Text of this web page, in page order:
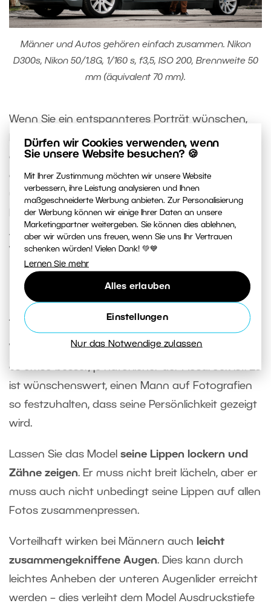
Dürfen wir Cookies verwenden, wenn
Sie unsere Website besuchen? 🍪
Mit Ihrer Zustimmung möchten wir unsere Website
verbessern, ihre Leistung analysieren und Ihnen
maßgeschneiderte Werbung anbieten. Zur Personalisierung
der Werbung können wir einige Ihrer Daten an unsere
Marketingpartner weitergeben. Sie können dies ablehnen,
aber wir würden uns freuen, wenn Sie uns Ihr Vertrauen
schenken würden! Vielen Dank! 💚💙
Lernen Sie mehr
Alles erlauben
Einstellungen
Nur das Notwendige zulassen
Männer und Autos gehören einfach zusammen. Nikon
D300s, Nikon 50/1.8G, 1/160 s, f3,5, ISO 200, Brennweite 50
mm (äquivalent 70 mm).
Wenn Sie ein entspannteres Porträt wünschen,
lehnen Sie das Model an die Wand. Wände sind
ein gutes Hilfsmittel. Alternativ können Sie ihn auf
einem Bein stehen lassen und das andere beugen
und an die Wand lehnen. Eine solche Aufnahme
kann aus jedem Winkel aufgenommen werden.
Alternativ kann er sich mit einem Arm an die
Wand lehnen.
Probieren Sie verschiedene
Ausdrücke
Wie bei jedem anderen Personen-Fotoshooting ist
es umso besser, je natürlicher der Ausdruck ist. Es
ist wünschenswert, einen Mann auf Fotografien
so festzuhalten, dass seine Persönlichkeit gezeigt
wird.
Lassen Sie das Model seine Lippen lockern und
Zähne zeigen. Er muss nicht breit lächeln, aber er
muss auch nicht unbedingt seine Lippen auf allen
Fotos zusammenpressen.
Vorteilhaft wirken bei Männern auch
leicht
zusammengekniffene Augen. Dies kann durch
leichtes Anheben der unteren Augenlider erreicht
werden – dies verleiht dem Model Ausdruckstiefe